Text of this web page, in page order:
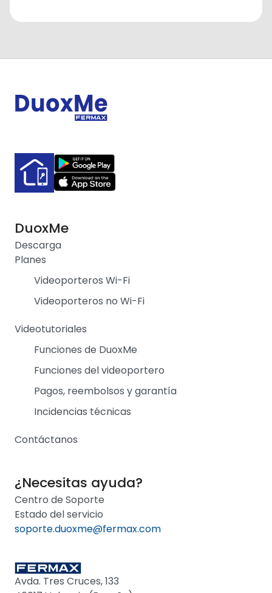
DuoxMe
Descarga
Planes
Videoporteros Wi-Fi
Videoporteros no Wi-Fi
Videotutoriales
Funciones de DuoxMe
Funciones del videoportero
Pagos, reembolsos y garantía
Incidencias técnicas
Contáctanos
¿Necesitas ayuda?
Centro de Soporte
Estado del servicio
soporte.duoxme@fermax.com
Avda. Tres Cruces, 133